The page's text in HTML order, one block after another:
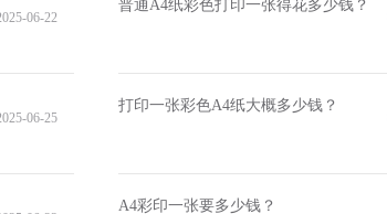
06-22
普通A4纸彩色打印一张得花多少钱？
06-25
打印一张彩色A4纸大概多少钱？
A4彩印一张要多少钱？